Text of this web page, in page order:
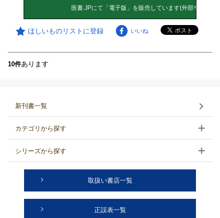
ほしいものリストに登録 いいね
10件あります
新刊書一覧
カテゴリから探す
シリーズから探す
取扱い書店一覧
正誤表一覧